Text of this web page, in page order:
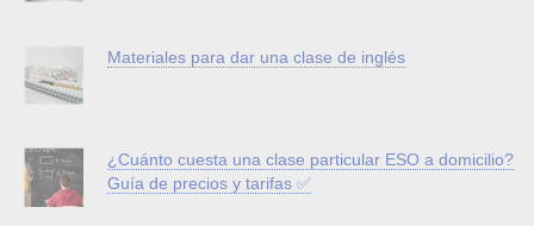
Materiales para dar una clase de inglés
¿Cuánto cuesta una clase particular ESO a domicilio?
Guía de precios y tarifas ✅